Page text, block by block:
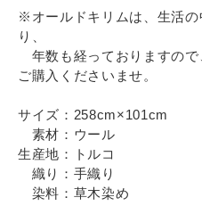
※オールドキリムは、生活
り、
年数も経っておりますので
ご購入くださいませ。
サイズ：258cm×101cm
素材：ウール
生産地：トルコ
織り：手織り
染料：草木染め